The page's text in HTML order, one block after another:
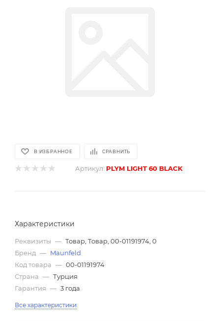
В ИЗБРАННОЕ СРАВНИТЬ
Артикул: PLYM LIGHT 60 BLACK
Характеристики
Реквизиты — Товар, Товар, 00-01191974, 0
Бренд — Maunfeld
Код товара — 00-01191974
Страна — Турция
Гарантия — 3 года
Все характеристики